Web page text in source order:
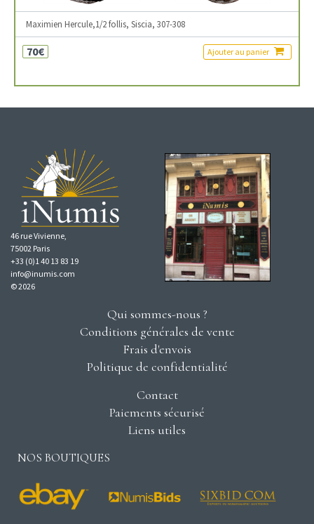
Maximien Hercule,1/2 follis, Siscia, 307-308
70€ Ajouter au panier
46 rue Vivienne,
75002 Paris
+33 (0)1 40 13 83 19
info@inumis.com
© 2026
Qui sommes-nous ?
Conditions générales de vente
Frais d'envois
Politique de confidentialité
Contact
Paiements sécurisé
Liens utiles
NOS BOUTIQUES